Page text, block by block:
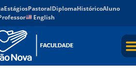
EstágiosPastoralDiplomaHistóricoAluno
English